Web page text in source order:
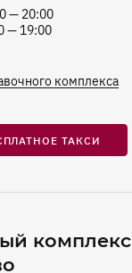
— 20:00
— 19:00
комплекса
ТАКСИ
комплекс